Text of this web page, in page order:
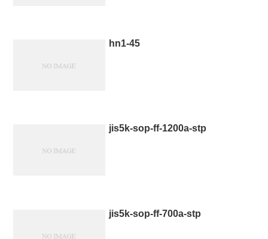
hn1-45
jis5k-sop-ff-1200a-stp
jis5k-sop-ff-700a-stp